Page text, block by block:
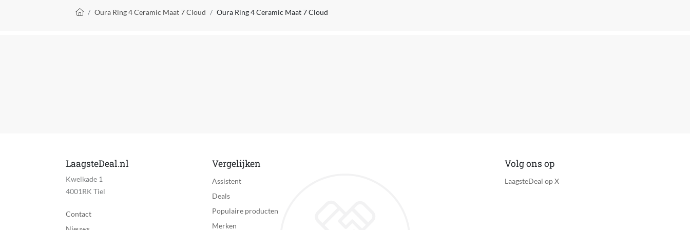
Kruimelpad
Oura Ring 4 Ceramic Maat 7 Cloud Oura Ring 4 Ceramic Maat 7 Cloud
LaagsteDeal.nl
Kwelkade 1
4001RK Tiel
Contact
Vergelijken
Assistent
Deals
Populaire producten
Merken
Volg ons op
LaagsteDeal op X